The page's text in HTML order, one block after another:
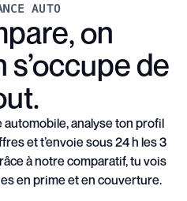
AUTO
on
de
automobile, analyse ton profil
et t’envoie sous 24 h les 3
à notre comparatif, tu vois
en prime et en couverture.